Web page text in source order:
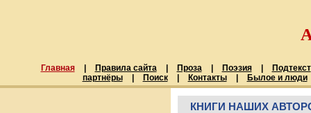
Главная Правила сайта Проза Поэзия
Подтекст
партнёры
Поиск Контакты Былое и люди
КНИГИ НАШИХ